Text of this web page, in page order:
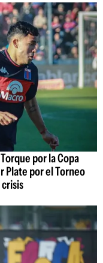
por la Copa
Plate por el Torneo